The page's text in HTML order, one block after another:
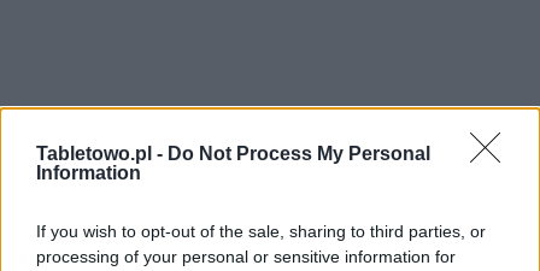
Tabletowo.pl - Do Not Process My Personal
Information
If you wish to opt-out of the sale, sharing to third parties, or
processing of your personal or sensitive information for